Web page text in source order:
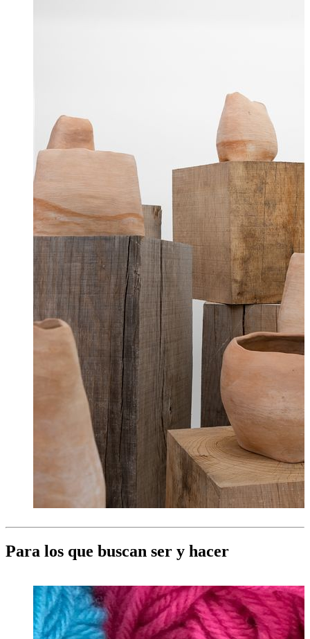
Para los que buscan ser y hacer